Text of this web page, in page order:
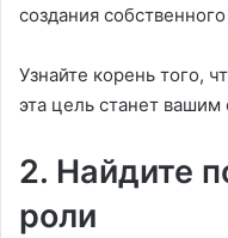
создания
Узнайте корень того,
эта цель станет вашим
2. Найдите
роли